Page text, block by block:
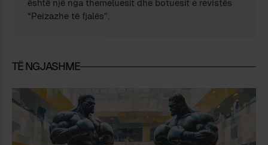
është një nga themeluesit dhe botuesit e revistës
“Peizazhe të fjalës”.
TË NGJASHME